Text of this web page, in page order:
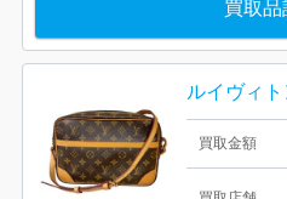
買取品
買取金額